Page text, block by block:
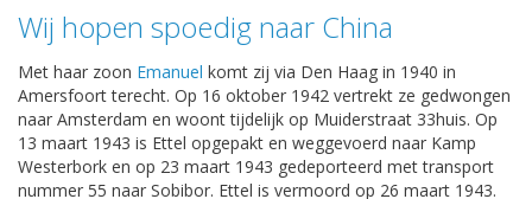
Wij hopen spoedig naar China
Met haar zoon Emanuel komt zij via Den Haag in 1940 in
Amersfoort terecht. Op 16 oktober 1942 vertrekt ze gedwongen
naar Amsterdam en woont tijdelijk op Muiderstraat 33huis. Op
13 maart 1943 is Ettel opgepakt en weggevoerd naar Kamp
Westerbork en op 23 maart 1943 gedeporteerd met transport
nummer 55 naar Sobibor. Ettel is vermoord op 26 maart 1943.